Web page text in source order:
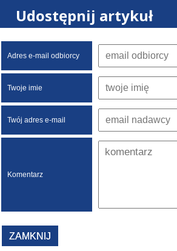
Udostępnij artykuł
Adres e-mail odbiorcy
Twoje imie
Twój adres e-mail
Komentarz